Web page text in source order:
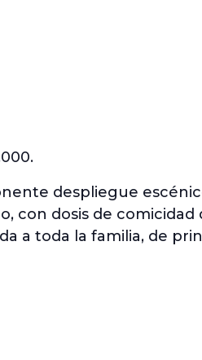
despliegue
con dosis de comicidad
a toda la familia, de